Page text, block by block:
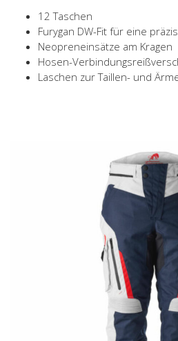
12 Taschen
Furygan DW-Fit für eine
Neopreneinsätze am Kragen
Hosen-
Laschen zur Taillen- und